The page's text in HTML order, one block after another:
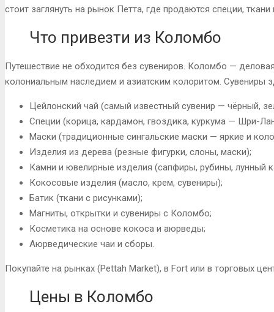
стоит заглянуть на рынок Петта, где продаются специи,
Что привезти из Коломбо
Путешествие не обходится без сувениров. Коломбо —
колониальным наследием и азиатским колоритом. Сувениры
Цейлонский чай (самый известный сувенир — чёрный,
Специи (корица, кардамон, гвоздика, куркума — Шри-
Маски (традиционные сингальские маски — яркие и
Изделия из дерева (резные фигурки, слоны, маски);
Камни и ювелирные изделия (сапфиры, рубины, лунный
Кокосовые изделия (масло, крем, сувениры);
Батик (ткани с рисунками);
Магниты, открытки и сувениры с Коломбо;
Косметика на основе кокоса и аюрведы;
Аюрведические чаи и сборы.
Покупайте на рынках (Pettah Market), в Fort или в торговых
Цены в Коломбо